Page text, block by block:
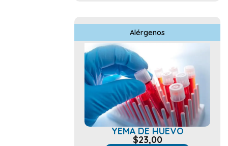
Alérgenos
YEMA DE HUEVO
$23,00